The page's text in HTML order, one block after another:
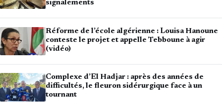
signalements
Réforme de l’école algérienne : Louisa Hanoune
conteste le projet et appelle Tebboune à agir
(vidéo)
Complexe d’El Hadjar : après des années de
difficultés, le fleuron sidérurgique face à un
tournant